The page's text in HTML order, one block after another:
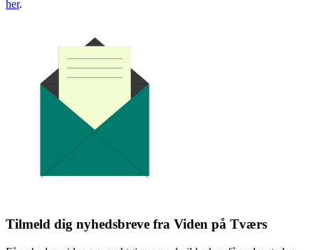
her.
Tilmeld dig nyhedsbreve fra Viden på Tværs